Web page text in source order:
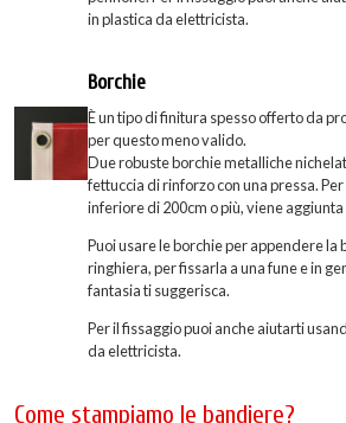
in plastica da elettricista.
Borchie
È un tipo di finitura spesso offerto da
per questo meno valido.
Due robuste borchie metalliche
fettuccia di rinforzo con una pressa.
inferiore di 200cm o più, viene
Puoi usare le borchie per appendere la
ringhiera, per fissarla a una fune e in
fantasia ti suggerisca.
Per il fissaggio puoi anche aiutarti
da elettricista.
Come stampiamo le bandiere?